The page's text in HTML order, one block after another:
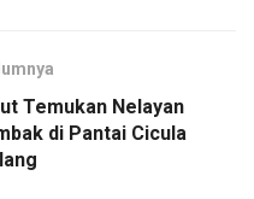
Temukan Nelayan
di Pantai Cicula